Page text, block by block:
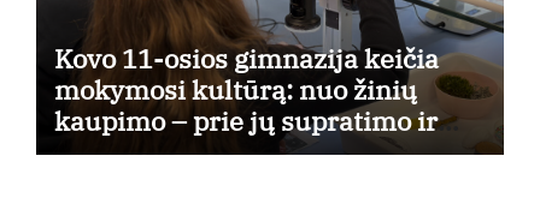
Kovo 11-osios gimnazija keičia
mokymosi kultūrą: nuo žinių
kaupimo – prie jų supratimo ir
taikymo